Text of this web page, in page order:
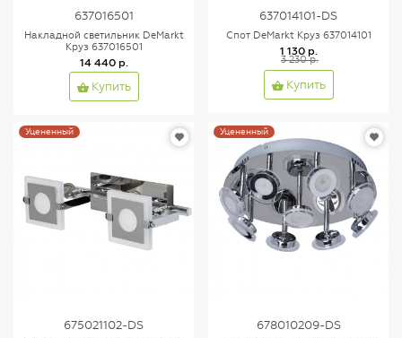
637016501
Накладной светильник DeMarkt
Круз 637016501
14 440 р.
Купить
637014101-DS
Спот DeMarkt Круз 637014101
1 130 р.
3 230 р.
Купить
Уцененный
675021102-DS
Уцененный
678010209-DS